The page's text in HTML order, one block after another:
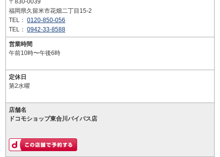
〒830-0039
福岡県久留米市花畑二丁目15-2
TEL： 0120-850-056
TEL： 0942-33-8588
営業時間
午前10時〜午後6時
定休日
第2水曜
店舗名
ドコモショップ東合川バイパス店